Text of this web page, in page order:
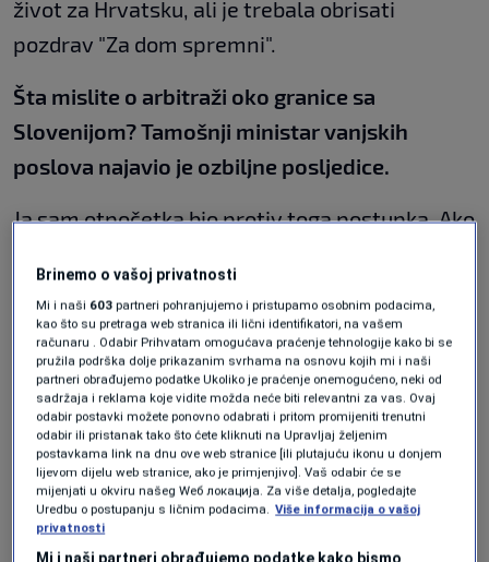
život za Hrvatsku, ali je trebala obrisati
pozdrav "Za dom spremni".
Šta mislite o arbitraži oko granice sa
Slovenijom? Tamošnji ministar vanjskih
poslova najavio je ozbiljne posljedice.
Ja sam otpočetka bio protiv toga postupka. Ako
štetno i nadam se da će biti rješenja, ako ništa
drugo, onda na Međunarodnom sudu.
A što ako Hrvatska bude ucijenjena?
Ne vidim ko bi je ucijenio i s čim.
Slovenci imaju velika očekivanja od arbitraže,
najavljuju čak i žalbu Europskoj komisiji?
Brinemo o vašoj privatnosti
Mi i naši 603 partneri pohranjujemo i pristupamo osobnim podacima,
kao što su pretraga web stranica ili lični identifikatori, na vašem
računaru . Odabir Prihvatam omogućava praćenje tehnologije kako bi se
pružila podrška dolje prikazanim svrhama na osnovu kojih mi i naši
partneri obrađujemo podatke Ukoliko je praćenje onemogućeno, neki od
sadržaja i reklama koje vidite možda neće biti relevantni za vas. Ovaj
odabir postavki možete ponovno odabrati i pritom promijeniti trenutni
odabir ili pristanak tako što ćete kliknuti na Upravljaj željenim
postavkama link na dnu ove web stranice [ili plutajuću ikonu u donjem
lijevom dijelu web stranice, ako je primjenjivo]. Vaš odabir će se
mijenjati u okviru našeg Wеб локација. Za više detalja, pogledajte
Uredbu o postupanju s ličnim podacima. Više informacija o vašoj
privatnosti